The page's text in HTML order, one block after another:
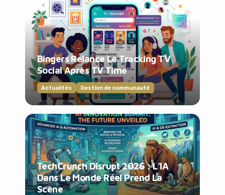
Bingers Relance Le Tracking TV
Social Après TV Time
Actualités Gestion de communauté
TechCrunch Disrupt 2026 : L’IA
Dans Le Monde Réel Prend La
Scène